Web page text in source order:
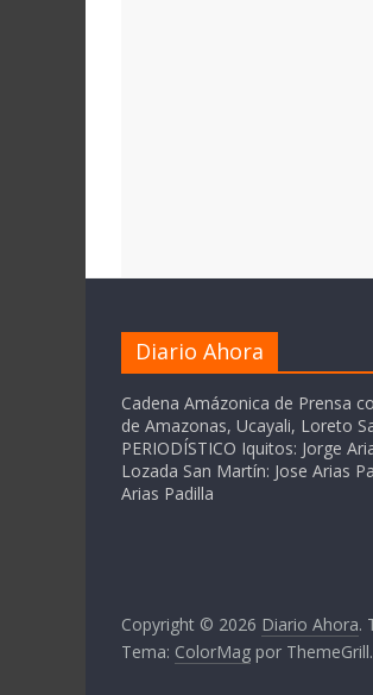
Diario Ahora
Cadena Amázonica de Prensa
de Amazonas, Ucayali, Loreto
PERIODÍSTICO Iquitos: Jorge
Lozada San Martín: Jose Arias
Arias Padilla
Copyright © 2026 Diario Ahora.
Tema: ColorMag por